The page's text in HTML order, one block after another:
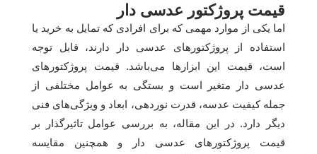
قیمت پروژکتور عدسی دار
اما یکی از موارد مهمی که برای افرادی که تمایل به خرید یا
استفاده از پروژکتورهای عدسی دار دارند، قابل توجه
است، قیمت این ابزارها می‌باشد. قیمت پروژکتورهای
عدسی دار متغیر است و بستگی به عوامل مختلفی از
جمله کیفیت عدسه، قدرت نوردهی، ابعاد و ویژگی‌های فنی
دیگر دارد. در این مقاله، به بررسی عوامل تاثیرگذار بر
قیمت پروژکتورهای عدسی دار و همچنین مقایسه